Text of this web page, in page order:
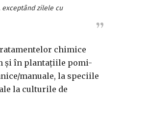
zilele cu
chimice
şi în plantaţiile pomi-
manuale, la speciile
la culturile de